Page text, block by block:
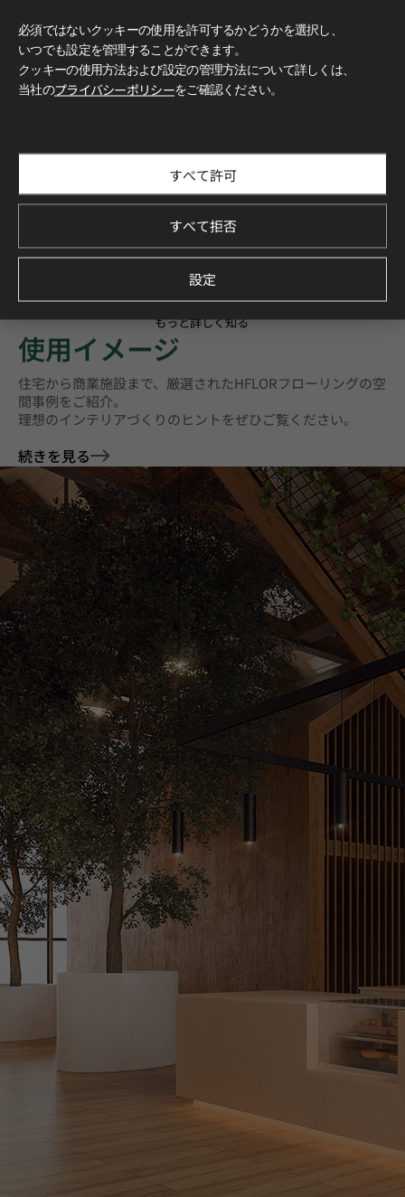
もっと詳しく知る
使用イメージ
住宅から商業施設まで、厳選されたHFLORフローリングの空
間事例をご紹介。
理想のインテリアづくりのヒントをぜひご覧ください。
続きを見る
必須ではないクッキーの使用を許可するかどうかを選択し、
いつでも設定を管理することができます。
クッキーの使用方法および設定の管理方法について詳しくは、
当社のプライバシーポリシーをご確認ください。
すべて許可
すべて拒否
設定